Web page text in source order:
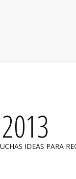
IDEAS PARA